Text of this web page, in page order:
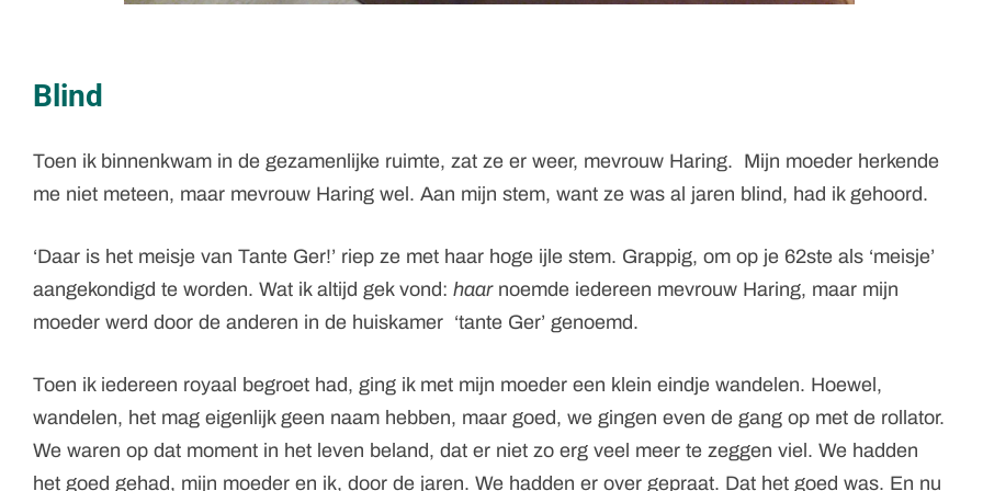
Blind
Toen ik binnenkwam in de gezamenlijke ruimte, zat ze er weer, mevrouw Haring. Mijn moeder herkende
me niet meteen, maar mevrouw Haring wel. Aan mijn stem, want ze was al jaren blind, had ik gehoord.
‘Daar is het meisje van Tante Ger!’ riep ze met haar hoge ijle stem. Grappig, om op je 62ste als ‘meisje’
aangekondigd te worden. Wat ik altijd gek vond: haarnoemde iedereen mevrouw Haring, maar mijn
moeder werd door de anderen in de huiskamer ‘tante Ger’ genoemd.
Toen ik iedereen royaal begroet had, ging ik met mijn moeder een klein eindje wandelen. Hoewel,
wandelen, het mag eigenlijk geen naam hebben, maar goed, we gingen even de gang op met de rollator.
We waren op dat moment in het leven beland, dat er niet zo erg veel meer te zeggen viel. We hadden
het goed gehad, mijn moeder en ik, door de jaren. We hadden er over gepraat. Dat het goed was. En nu